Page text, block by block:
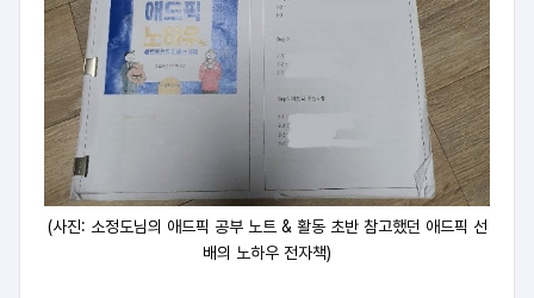
(사진: 소정도님의 애드픽 공부 노트 & 활동 초반 참고했던 애드픽 선
배의 노하우 전자책)